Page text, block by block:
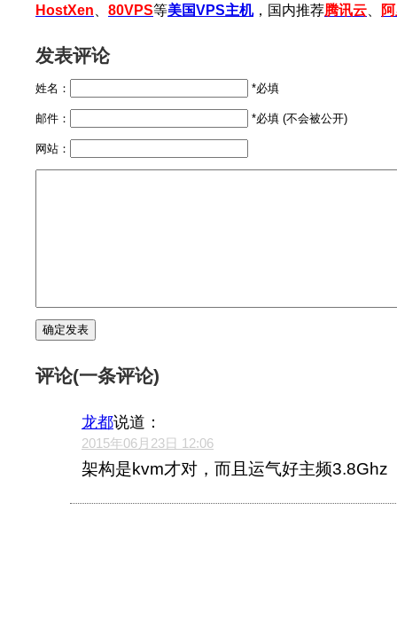
HostXen
80VPS等美国VPS主机，国内推荐腾讯云
发表评论
姓名： *必填
邮件： *必填 (不会被公开)
网站：
评论(一条评论)
龙都说道：
2015年06月23日 12:06
架构是kvm才对，而且运气好主频3.8Ghz